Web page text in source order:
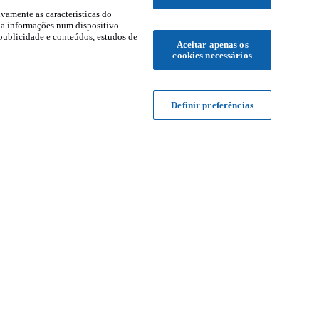
as características do
informações num dispositivo.
e conteúdos, estudos de
Aceitar apenas os
cookies necessários
Definir preferências